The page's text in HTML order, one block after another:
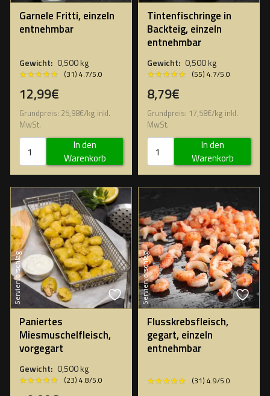
Garnele Fritti, einzeln
entnehmbar
Gewicht: 0,500 kg
★★★★★
★★★★★ (31) 4.7/5.0
12,99€
Grundpreis: 25,98€/kg inkl.
MwSt.
In den
Warenkorb
Tintenfischringe in
Backteig, einzeln
entnehmbar
Gewicht: 0,500 kg
★★★★★
★★★★★ (55) 4.7/5.0
8,79€
Grundpreis: 17,58€/kg inkl.
MwSt.
In den
Warenkorb
Serviervorschlag
Paniertes
Miesmuschelfleisch,
vorgegart
Gewicht: 0,500 kg
★★★★★
★★★★★ (23) 4.8/5.0
Serviervorschlag
Flusskrebsfleisch,
gegart, einzeln
entnehmbar
★★★★★
★★★★★ (31) 4.9/5.0